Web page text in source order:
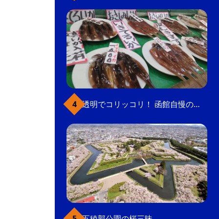
透明でコリッコリ！ 函館自慢のいかをどうぞ